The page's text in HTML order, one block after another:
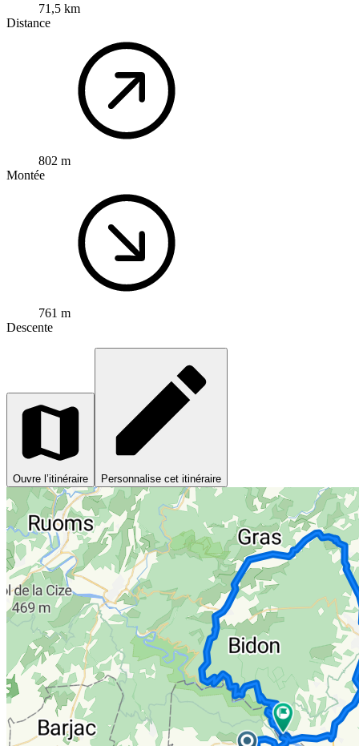
71,5 km
Distance
802 m
Montée
761 m
Descente
Ouvre l’itinéraire Personnalise cet itinéraire